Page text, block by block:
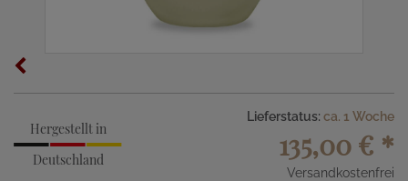
Hergestellt in
Deutschland
Lieferstatus: ca. 1 Woche
135,00 € *
Versandkostenfrei